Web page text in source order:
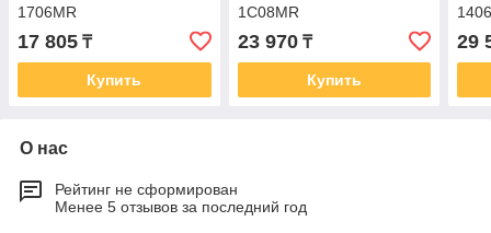
1706MR
17 805 ₸
Купить
1C08MR
23 970₸
Купить
29
О нас
Рейтинг не сформирован
Менее 5 отзывов за последний год